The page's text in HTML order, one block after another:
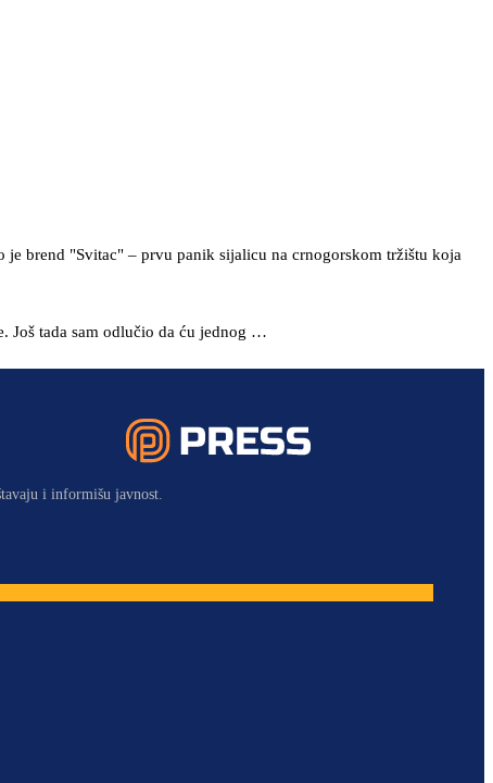
brend "Svitac" – prvu panik sijalicu na crnogorskom tržištu koja
Još tada sam odlučio da ću jednog …
i informišu javnost.